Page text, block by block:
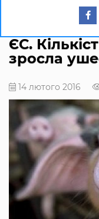
ЄС.
зросла
14 лютого 2016